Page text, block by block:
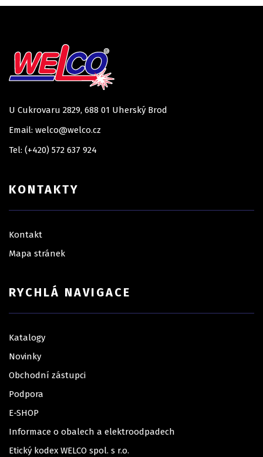
U Cukrovaru 2829, 688 01 Uherský Brod
Email: welco@welco.cz
Tel: (+420) 572 637 924
KONTAKTY
Kontakt
Mapa stránek
RYCHLÁ NAVIGACE
Katalogy
Novinky
Obchodní zástupci
Podpora
E-SHOP
Informace o obalech a elektroodpadech
Etický kodex WELCO spol. s r.o.